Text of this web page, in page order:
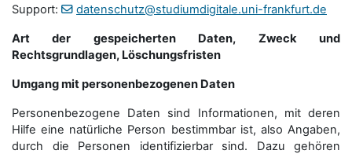
Support:
datenschutz@studiumdigitale.uni-frankfurt.de
Art der gespeicherten Daten, Zweck und
Rechtsgrundlagen, Löschungsfristen
Umgang mit personenbezogenen Daten
Personenbezogene Daten sind Informationen, mit deren
Hilfe eine natürliche Person bestimmbar ist, also Angaben,
durch die Personen identifizierbar sind. Dazu gehören